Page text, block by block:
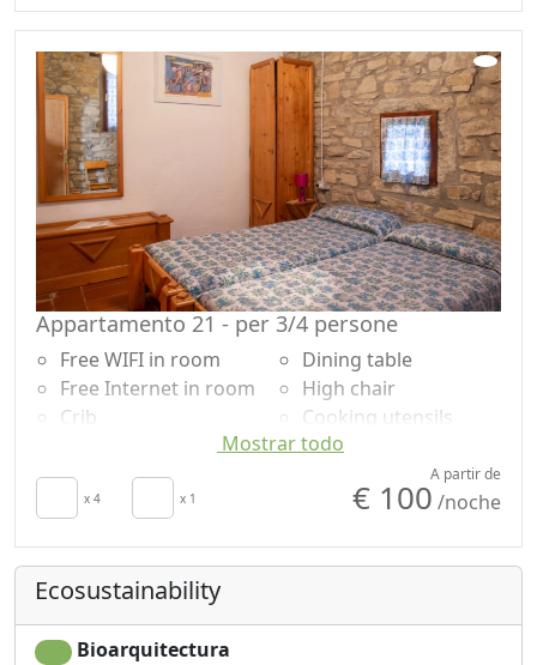
Wardrobe
Desk
Dining table
High chair
Mountain view
Garden view
Panoramic view
Own entrance
Appartamento 21 - per 3/4 persone
Free WIFI in room
Free Internet in room
Crib
Kitchenette
Living room
Wardrobe
Desk
Sofa
Sofa bed
Dining table
High chair
Cooking utensils
Fridge
Coffee machine
Outdoor dining area
Garden
Panoramic view
Mostrar todo
x 4 x 1
A partir de
€ 100 /noche
Ecosustainability
Bioarquitectura